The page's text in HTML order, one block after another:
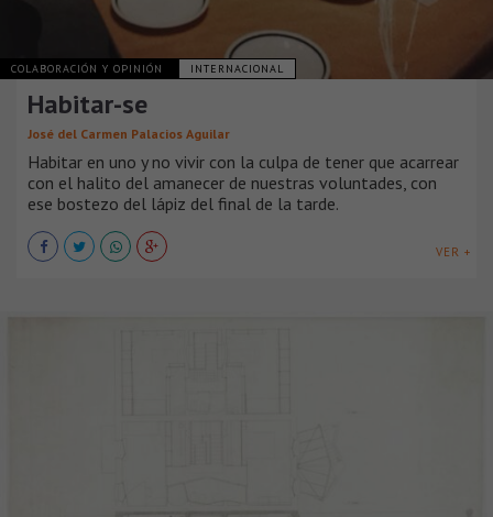
COLABORACIÓN Y OPINIÓN INTERNACIONAL
Habitar-se
José del Carmen Palacios Aguilar
Habitar en uno y no vivir con la culpa de tener que acarrear
con el halito del amanecer de nuestras voluntades, con
ese bostezo del lápiz del final de la tarde.
VER +